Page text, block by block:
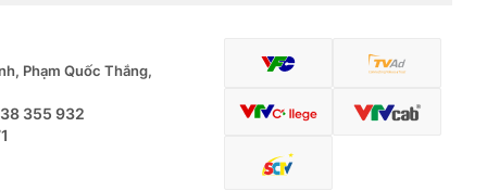
Phạm Quốc Thắng,
355 932